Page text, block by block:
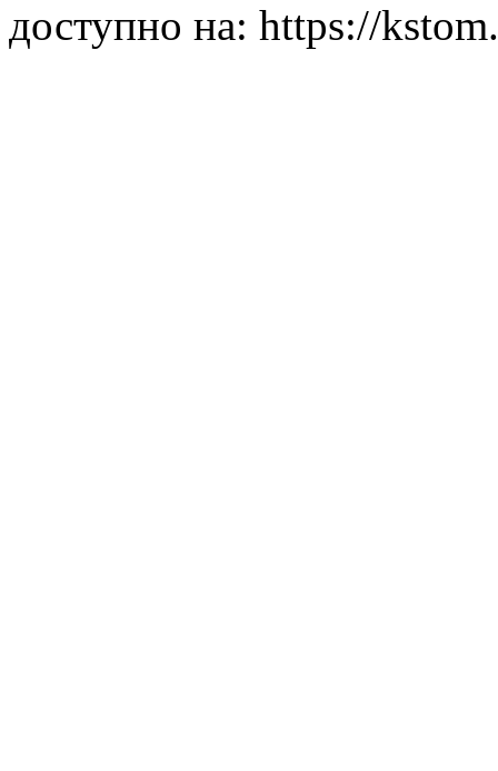
доступно на: https://